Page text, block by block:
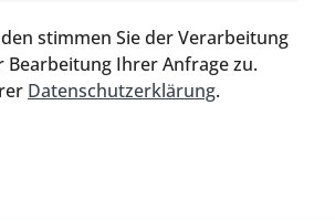
stimmen Sie der Verarbeitung
Bearbeitung Ihrer Anfrage zu.
Datenschutzerklärung.